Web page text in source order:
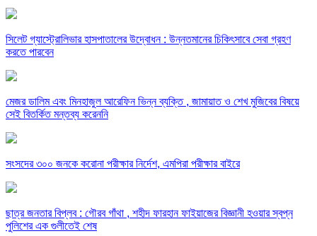
সিলেট গ্যাস্ট্রোলিভার হাসপাতালের উদ্বোধন : উন্নতমানের চিকিৎসাবে সেবা গ্রহণ
করতে পারবেন
মেজর ডালিম এবং মিনহাজুল আরেফিন ভিন্ন ব্যক্তি , জামায়াত ও শেখ মুজিবের বিষয়ে
সেই বিতর্কিত মন্তব্য করেননি
সংসদের ৩০০ জনকে করোনা পরীক্ষার নির্দেশ, এমপিরা পরীক্ষার বাইরে
ছাত্র জনতার বিপ্লব : গৌরব গাঁথা , শহীদ ফারহান ফাইয়াজের বিজ্ঞানী হওয়ার স্বপ্ন
পুলিশের এক গুলীতেই শেষ